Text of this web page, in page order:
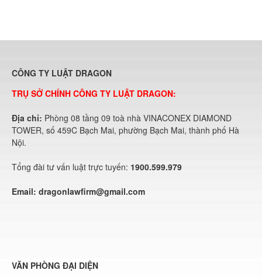
CÔNG TY LUẬT DRAGON
TRỤ SỞ CHÍNH CÔNG TY LUẬT DRAGON:
Địa chỉ: Phòng 08 tầng 09 toà nhà VINACONEX DIAMOND
TOWER, số 459C Bạch Mai, phường Bạch Mai, thành phố Hà
Nội.
Tổng đài tư vấn luật trực tuyến: 1900.599.979
Email: dragonlawfirm@gmail.com
VĂN PHÒNG ĐẠI DIỆN